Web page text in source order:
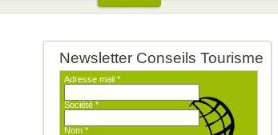
Newsletter Conseils Tourisme
Adresse mail *
Société *
Nom *